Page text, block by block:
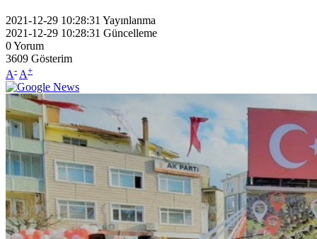
2021-12-29 10:28:31 Yayınlanma
2021-12-29 10:28:31 Güncelleme
0Yorum
3609 Gösterim
A- A+